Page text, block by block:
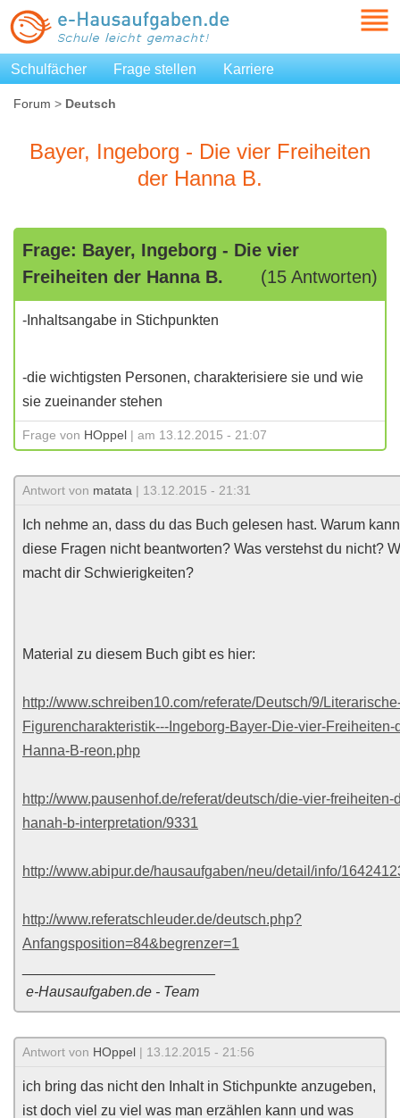
Schulfächer Frage stellen Karriere
Forum > Deutsch
Bayer, Ingeborg - Die vier Freiheiten
der Hanna B.
Frage: Bayer, Ingeborg - Die vier
Freiheiten der Hanna B.
(15 Antworten)
-Inhaltsangabe in Stichpunkten
-die wichtigsten Personen, charakterisiere sie und wie
sie zueinander stehen
Frage von HOppel | am 13.12.2015 - 21:07
Antwort von matata | 13.12.2015 - 21:31
Ich nehme an, dass du das Buch gelesen hast. Warum
diese Fragen nicht beantworten? Was verstehst du nicht?
macht dir Schwierigkeiten?
Material zu diesem Buch gibt es hier:
http://www.schreiben10.com/referate/Deutsch/9/
Figurencharakteristik---Ingeborg-Bayer-Die-vier-Freiheiten-
Hanna-B-reon.php
http://www.pausenhof.de/referat/deutsch/die-vier-freiheiten-
hanah-b-interpretation/9331
http://www.abipur.de/hausaufgaben/neu/detail/info/
http://www.referatschleuder.de/deutsch.php?
Anfangsposition=84&begrenzer=1
e-Hausaufgaben.de - Team
Antwort von HOppel | 13.12.2015 - 21:56
ich bring das nicht den Inhalt in Stichpunkte anzugeben,
ist doch viel zu viel was man erzählen kann und was